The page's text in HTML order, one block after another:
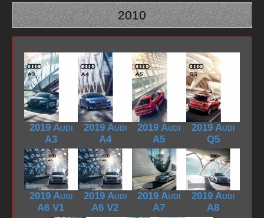
2010
2019 Audi
A3
2019 Audi
A4
2019 Audi
A5
2019 Audi
Q5
2019 Audi
A6 V1
2019 Audi
A6 V2
2019 Audi
A7
2019 Audi
A8